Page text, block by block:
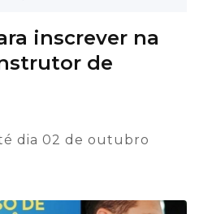
inscrever na
de
dia 02 de outubro